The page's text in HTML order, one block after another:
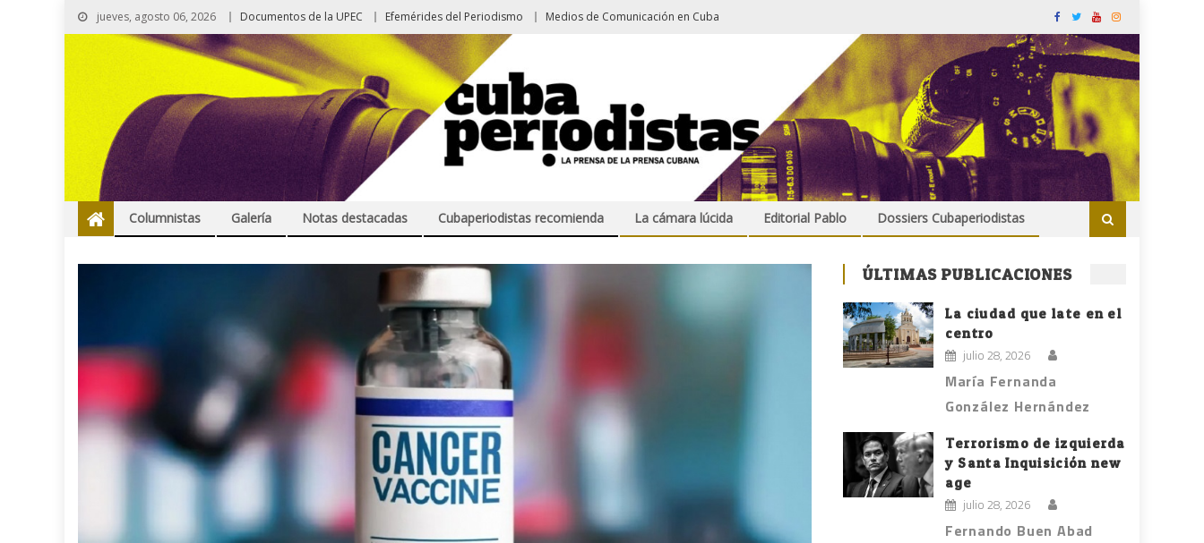
jueves, agosto 06, 2026 Documentos de la UPEC Efemérides del Periodismo Medios de Comunicación en Cuba
Columnistas Galería Notas destacadas Cubaperiodistas recomienda La cámara lúcida Editorial Pablo Dossiers Cubaperiodistas
ÚLTIMAS PUBLICACIONES
La ciudad que late en el
centro
julio 28, 2026
María Fernanda
González Hernández
Terrorismo de izquierda
y Santa Inquisición new
age
julio 28, 2026
Fernando Buen Abad